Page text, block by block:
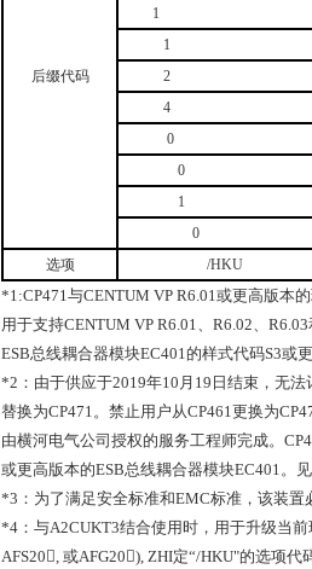
后缀代码
1
1
2
4
0
0
1
0
选项
/HKU
*1:CP471与CENTUM VP R6.01或更高版本
用于支持CENTUM VP R6.01、 R6.02、 R6.03
ESB总线耦合器模块EC401的样式代码S3或
*2 ：由于供应于2019年10 月 19 日结束，无法
替换为CP471。禁止用户从CP461更换为
由横河电气公司授权的服务工程师完成。
或更高版本的ESB总线耦合器模块EC401。见
*3 ：为了满足安全标准和EMC标准，该装置
*4 ：与A2CUKT3结合使用时，用于升级当前
AFS20, 或AFG20), ZHI定“/HKU"的选项代